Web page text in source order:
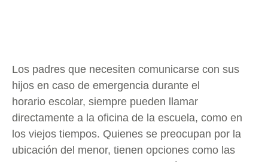
Los padres que necesiten comunicarse con sus
hijos en caso de emergencia durante el
horario escolar, siempre pueden llamar
directamente a la oficina de la escuela, como en
los viejos tiempos. Quienes se preocupan por la
ubicación del menor, tienen opciones como las